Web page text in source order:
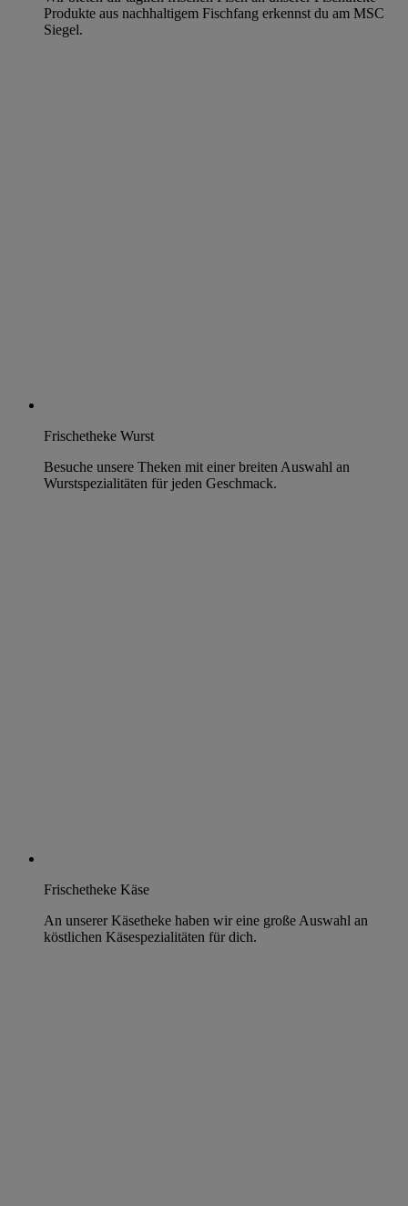
Produkte aus nachhaltigem Fischfang erkennst du am MSC
Siegel.
Frischetheke Wurst
Besuche unsere Theken mit einer breiten Auswahl an
Wurstspezialitäten für jeden Geschmack.
Frischetheke Käse
An unserer Käsetheke haben wir eine große Auswahl an
köstlichen Käsespezialitäten für dich.